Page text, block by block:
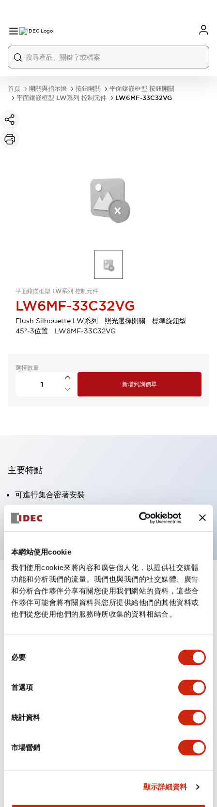
本網站使用cookie
我們使用cookie來將內容和廣告個人化，以提供社交媒體
功能和分析我們的流量。我們也與我們的社交媒體、廣告
和分析合作夥伴分享有關您使用我們網站的資料，這些合
作夥伴可能會將有關資料與您所提供給他們的其他資料或
他們從您使用他們的服務時所收集的資料相結合。
必要
首選項
統計資料
市場營銷
顯示詳細資料
首頁 開關與指示燈 按鈕開關
平面鑲嵌框型 按鈕開關
平面鑲嵌框型 LW系列 控制元件
LW6MF-33C32VG
平面鑲嵌框型 LW系列 控制元件
LW6MF-33C32VG
Flush Silhouette LW系列 照光選擇開關 標準旋鈕型
45°-3位置 LW6MF-33C32VG
選擇數量
新增到詢價單
主要特點
可進行集合密著安裝
附鎖選擇開關採用高安全性的彈子鎖結構
防護結構為IP65（IEC60529）
規格 顯示全部
審美規範
環境規範
功能規格